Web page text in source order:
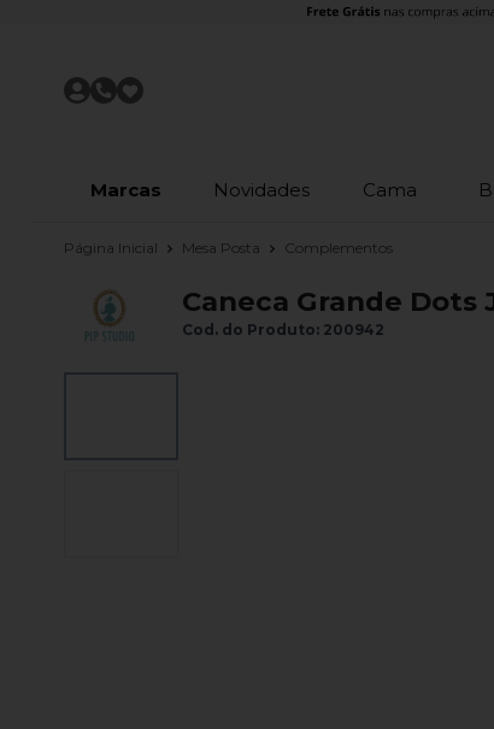
Marcas Novidades Cama
Página Inicial Mesa Posta Complementos
Caneca Grande Dots
Cod. do Produto: 200942